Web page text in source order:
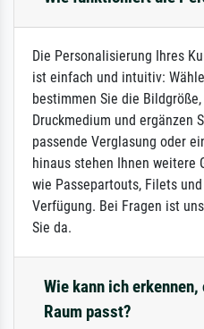
Die Personalisierung Ihres
ist einfach und intuitiv:
bestimmen Sie die
Druckmedium und ergänzen
passende Verglasung oder
hinaus stehen Ihnen weitere
wie Passepartouts, Filets
Verfügung. Bei Fragen ist
Sie da.
Wie kann ich
Raum passt?